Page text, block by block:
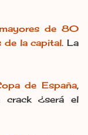
de 80
de la capital. La
de España,
crack ¿será el